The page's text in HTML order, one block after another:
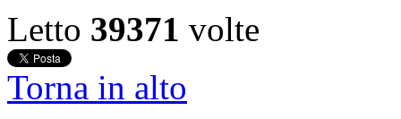
Letto 39371 volte
Torna in alto